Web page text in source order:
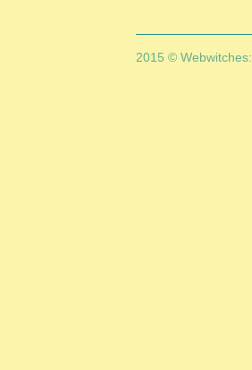
2015 © Webwitches: